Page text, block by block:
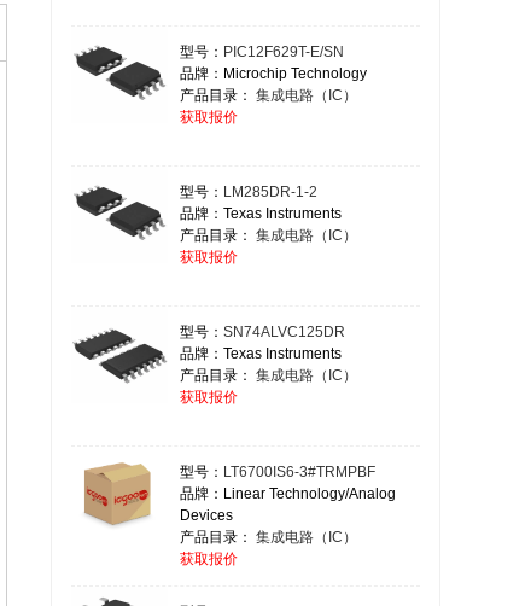
型号： PIC12F629T-E/SN
品牌：Microchip Technology
产品目录： 集成电路（IC）
获取报价
型号： LM285DR-1-2
品牌：Texas Instruments
产品目录： 集成电路（IC）
获取报价
型号： SN74ALVC125DR
品牌：Texas Instruments
产品目录： 集成电路（IC）
获取报价
型号： LT6700IS6-3#TRMPBF
品牌：Linear Technology/Analog
Devices
产品目录： 集成电路（IC）
获取报价